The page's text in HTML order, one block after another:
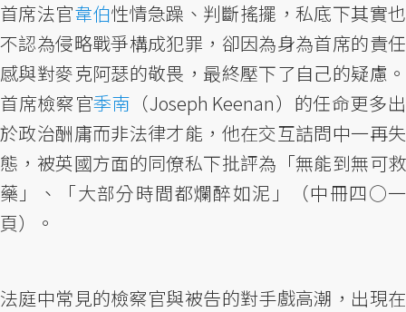
首席法官韋伯性情急躁、判斷搖擺，私底下其實也
不認為侵略戰爭構成犯罪，卻因為身為首席的責任
感與對麥克阿瑟的敬畏，最終壓下了自己的疑慮。
首席檢察官季南 （Joseph Keenan）的任命更多出
於政治酬庸而非法律才能，他在交互詰問中一再失
態，被英國方面的同僚私下批評為「無能到無可救
藥」、「大部分時間都爛醉如泥」（中冊四○一
頁）。
法庭中常見的檢察官與被告的對手戲高潮，出現在